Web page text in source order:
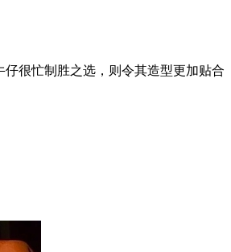
很忙制胜之选，则令其造型更加贴合